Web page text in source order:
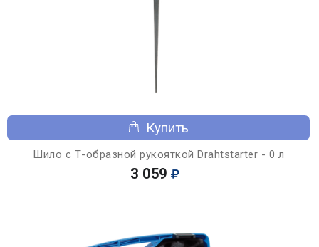
Купить
Шило с Т-образной рукояткой Drahtstarter - 0 л
3 059